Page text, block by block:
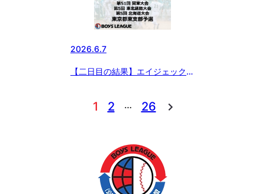
東京都東支部予選
2026.6.7
【二日目の結果】エイジェックカ
権・第51回 関東大会・第5回 東
北選抜大会・第5回 北海道大会
1 2 … 26